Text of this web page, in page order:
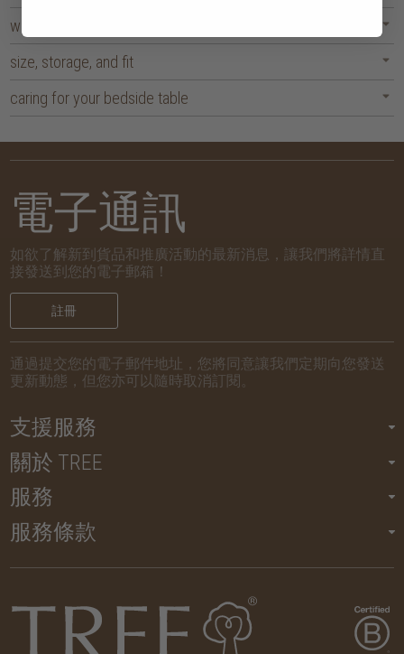
wood, craft, and character
size, storage, and fit
caring for your bedside table
電子通訊
如欲了解新到貨品和推廣活動的最新消息，讓我們將詳情直
接發送到您的電子郵箱！
註冊
通過提交您的電子郵件地址，您將同意讓我們定期向您發送
更新動態，但您亦可以隨時取消訂閱。
支援服務
關於 TREE
服務
服務條款